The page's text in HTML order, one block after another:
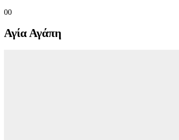
00
Αγία Αγάπη